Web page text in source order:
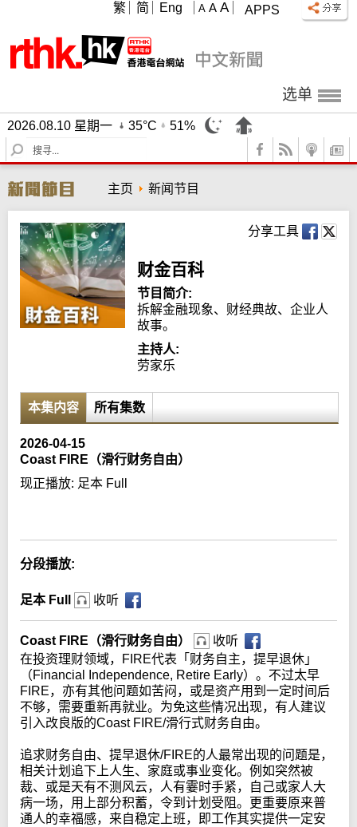
APPS
A A A
繁 简 Eng
选单
2026.08.10 星期一 35°C
51%
S
e
r
c
h
主页 新闻节目
分享工具
财金百科
节目简介:
拆解金融现象、财经典故、企业人
故事。
主持人:
劳家乐
本集内容 所有集数
2026-04-15
Coast FIRE（滑行财务自由）
现正播放: 足本 Full
分段播放:
足本 Full 收听
Coast FIRE（滑行财务自由）
收听
在投资理财领域，FIRE代表「财务自主，提早退休」
（Financial Independence, Retire Early）。不过太早
FIRE，亦有其他问题如苦闷，或是资产用到一定时间后
不够，需要重新再就业。为免这些情况出现，有人建议
引入改良版的Coast FIRE/滑行式财务自由。
追求财务自由、提早退休/FIRE的人最常出现的问题是，
相关计划追下上人生、家庭或事业变化。例如突然被
裁、或是天有不测风云，人有霎时手紧，自己或家人大
病一场，用上部分积蓄，令到计划受阻。更重要原来普
通人的幸福感，来自稳定上班，即工作其实提供一定安